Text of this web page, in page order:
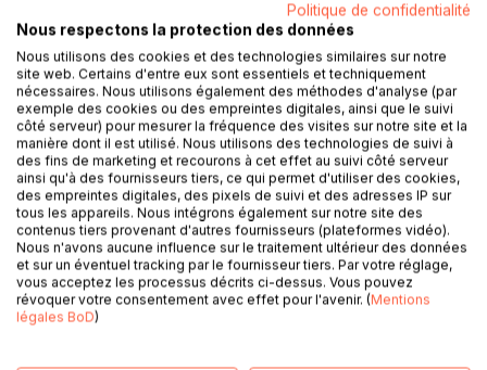
parvient à créer une nouvelle dimension du savoir et à
modifier notre regard sur le monde. Avant Descartes, les
chrétiens d'Occident ont cru pendant plus de mille ans à la
Bible en tant que preuve écrite de la révélation divine.
Descartes arrive alors avec une exigence radicale. Selon
lui, désormais, le savoir doit se baser sur des
connaissances certaines : « J'avais toujours un extrême
désir d'apprendre à distinguer le vrai d'avec le faux. » Il
pose la question fondamentale : comment accéder à la
connaissance certaine ? À quoi puis-je me fier réellement ?
À ce que je vois, à ce que j'entends ? À ma pensée et à la
logique ? Ou peut-être à ce que j'ai appris depuis mon plus
jeune âge ? Sa réponse est radicale : à rien du tout ! Nous
devons douter de tout.
Politique de confidentialité
Nous respectons la protection des données
Nous utilisons des cookies et des technologies similaires sur notre
site web. Certains d'entre eux sont essentiels et techniquement
nécessaires. Nous utilisons également des méthodes d'analyse (par
exemple des cookies ou des empreintes digitales, ainsi que le suivi
côté serveur) pour mesurer la fréquence des visites sur notre site et la
manière dont il est utilisé. Nous utilisons des technologies de suivi à
des fins de marketing et recourons à cet effet au suivi côté serveur
ainsi qu'à des fournisseurs tiers, ce qui permet d'utiliser des cookies,
des empreintes digitales, des pixels de suivi et des adresses IP sur
tous les appareils. Nous intégrons également sur notre site des
contenus tiers provenant d'autres fournisseurs (plateformes vidéo).
Nous n'avons aucune influence sur le traitement ultérieur des données
et sur un éventuel tracking par le fournisseur tiers. Par votre réglage,
vous acceptez les processus décrits ci-dessus. Vous pouvez
révoquer votre consentement avec effet pour l'avenir. (Mentions
légales BoD)